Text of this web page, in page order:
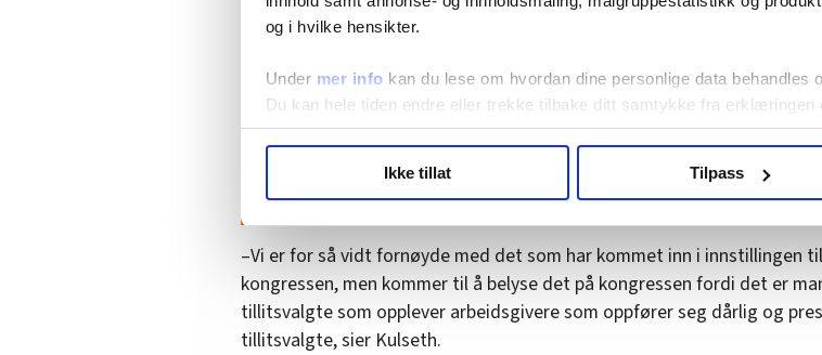
og i hvilke hensikter.
Under mer info kan du lese om hvordan dine personlige data
Du kan hele tiden endre eller trekke tilbake ditt samtykke fra erklæringen
hvordan våre nettsider blir brukt slik at vi tilby relevant innhold,
Ikke tillat Tilpass
I fjor høst vedtok LO i Innlandet atde er enige i at det er en god idé.
Tillitsvalgte under press
Når det gjelder «arbeidsforhold for tillitsvalgte» handler det om
enkelte arbeidsgivere behandler tillitsvalgte.
–Vi er for så vidt fornøyde med det som har kommet inn i innstillingen til
kongressen, men kommer til å belyse det på kongressen fordi det er
tillitsvalgte som opplever arbeidsgivere som oppfører seg dårlig og
tillitsvalgte, sier Kulseth.